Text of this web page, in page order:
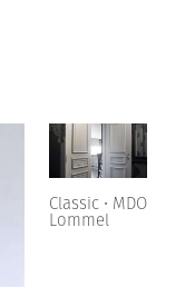
Classic • MDO
Lommel